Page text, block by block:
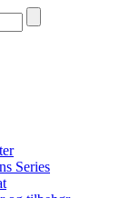
Series